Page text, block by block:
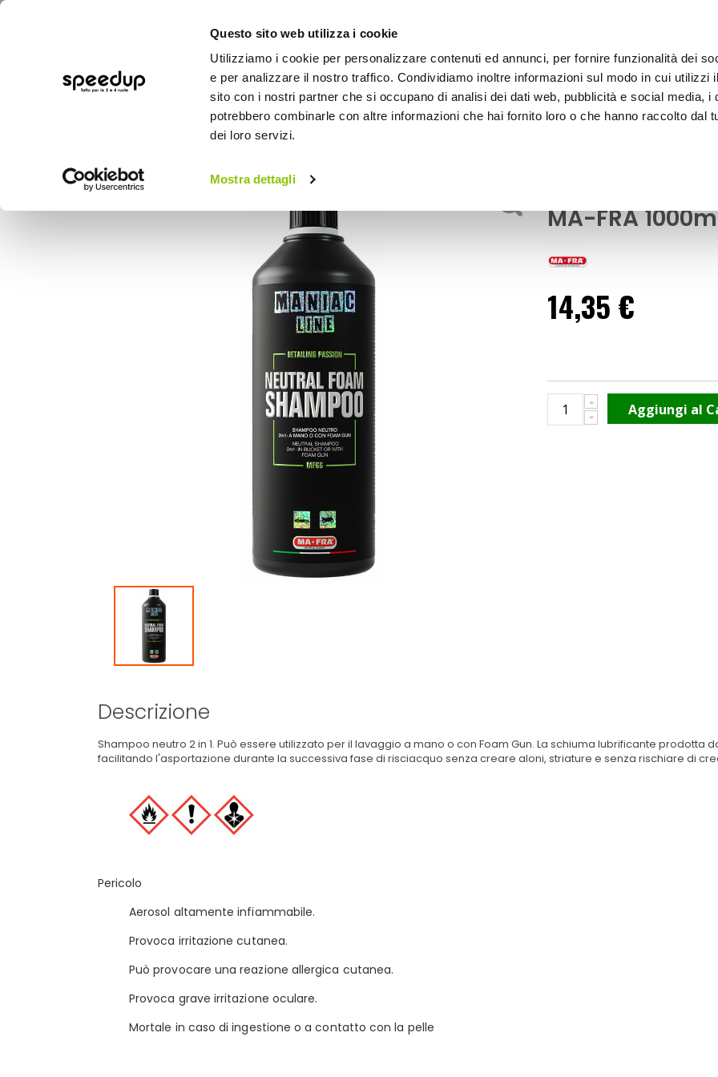
Questo sito web utilizza i cookie
Utilizziamo i cookie per personalizzare contenuti ed annunci, per fornire funzionalità dei
e per analizzare il nostro traffico. Condividiamo inoltre informazioni sul modo in cui utilizzi
sito con i nostri partner che si occupano di analisi dei dati web, pubblicità e social media, i
potrebbero combinarle con altre informazioni che hai fornito loro o che hanno raccolto dal
dei loro servizi.
Mostra dettagli
BICI OUTDOOR
Home
MA-FRA
14,35 €
Aggiungi al
Descrizione
Shampoo neutro 2 in 1. Può essere utilizzato per il lavaggio a mano o con Foam Gun. La schiuma lubrificante prodotta
facilitando l'asportazione durante la successiva fase di risciacquo senza creare aloni, striature e senza rischiare di
Pericolo
Aerosol altamente infiammabile.
Provoca irritazione cutanea.
Può provocare una reazione allergica cutanea.
Provoca grave irritazione oculare.
Mortale in caso di ingestione o a contatto con la pelle